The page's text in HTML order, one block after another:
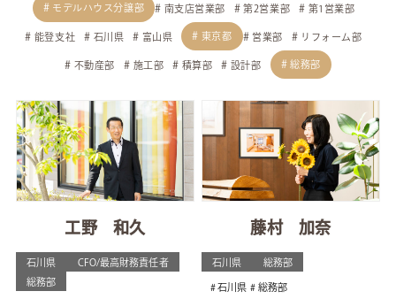
モデルハウス分譲部 南支店営業部 第2営業部 第1営業部
能登支社 石川県 富山県 東京都 営業部 リフォーム部
不動産部 施工部 積算部 設計部 総務部
工野 和久
石川県
CFO/最高財務責任者
総務部
藤村 加奈
石川県 総務部
石川県 総務部